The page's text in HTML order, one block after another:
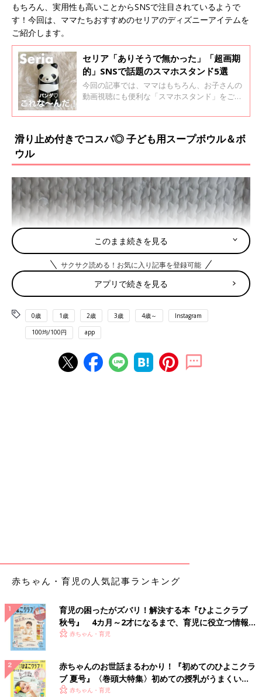
もちろん、実用性も高いことからSNSで注目されているようで
す！今回は、ママたちおすすめのセリアのディズニーアイテムを
ご紹介します。
セリア「ありそうで無かった」「超画期
的」SNSで話題のスマホスタンド5選
今回の記事では、ママはもちろん、お子さんの
動画視聴にも便利な「スマホスタンド」をご紹
えるスマホスタンドなど、今すぐ使いたくなる
滑り止め付きでコスパ◎ 子ども用スープボウル＆ボ
ウル
このまま続きを見る
サクサク読める！お気に入り記事を登録可能
アプリで続きを見る
0歳 1歳 2歳 3歳 4歳～ Instagram
100均/100円 app
赤ちゃん・育児の人気記事ランキング
育児の困ったがズバリ！解決する本『ひよこクラブ
秋号』 4カ月～2才になるまで、育児に役立つ情報が
いっぱい！
赤ちゃん・育児
赤ちゃんのお世話まるわかり！『初めてのひよこクラ
ブ 夏号』〈巻頭大特集〉初めての授乳がうまくい
く！ おっぱい・ミルクの基本と夏のトラブル 解決テ
赤ちゃん・育児